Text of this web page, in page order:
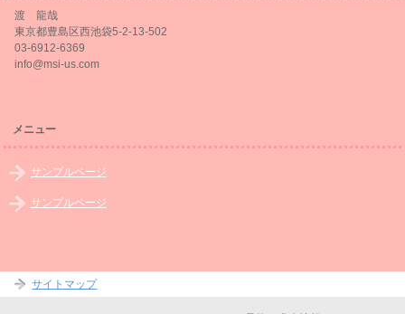
渡 龍哉
東京都豊島区西池袋5-2-13-502
03-6912-6369
info@msi-us.com
メニュー
サンプルページ
サンプルページ
サイトマップ